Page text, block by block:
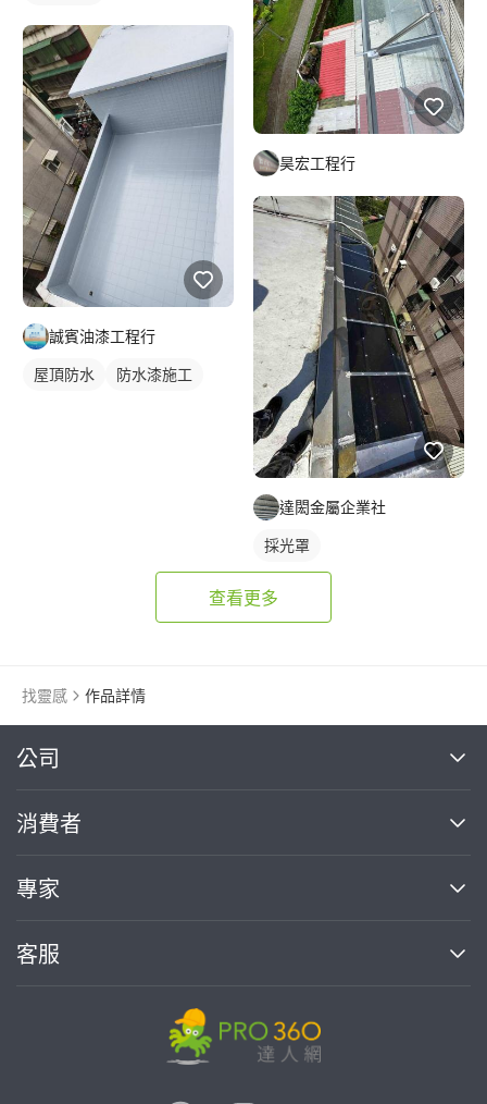
誠賓油漆工程行
屋頂防水 防水漆施工
昊宏工程行
達閎金屬企業社
採光罩
查看更多
找靈感 作品詳情
公司
關於我們
部落格
加入我們
消費者
買服務
熱門服務
專家
案件中心
客服
繼續完成